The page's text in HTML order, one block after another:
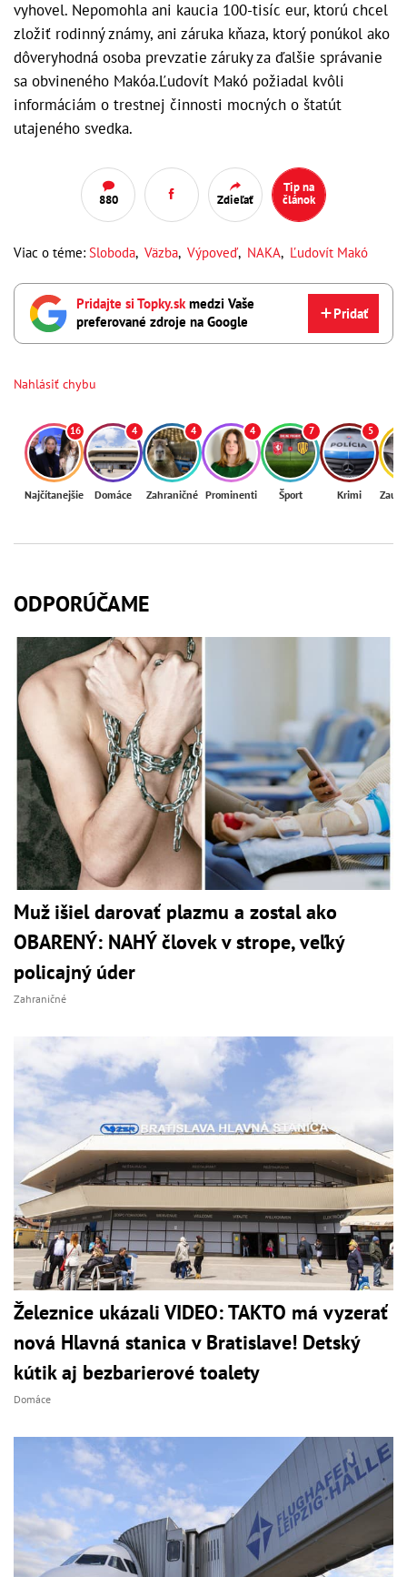
vyhovel. Nepomohla ani kaucia 100-tisíc eur, ktorú chcel
zložiť rodinný známy, ani záruka kňaza, ktorý ponúkol ako
dôveryhodná osoba prevzatie záruky za ďalšie správanie
sa obvineného Makóa.Ľudovít Makó požiadal kvôli
informáciám o trestnej činnosti mocných o štatút
utajeného svedka.
880 Zdieľať
Tip na
článok
Viac o téme: Sloboda, Väzba, Výpoveď, NAKA, Ľudovít Makó
Pridajte si Topky.skmedzi Vaše
preferované zdroje na Google
Pridať
Nahlásiť chybu
16
Najčítanejšie
4
Domáce
4
Zahraničné
4
Prominenti
7
Šport
5
Krimi
ODPORÚČAME
Muž išiel darovať plazmu a zostal ako
OBARENÝ: NAHÝ človek v strope, veľký
policajný úder
Zahraničné
Železnice ukázali VIDEO: TAKTO má vyzerať
nová Hlavná stanica v Bratislave! Detský
kútik aj bezbarierové toalety
Domáce